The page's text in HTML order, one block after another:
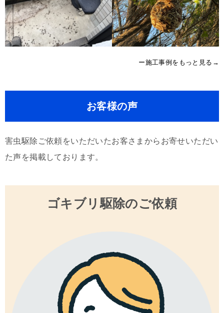
ー施工事例をもっと見る→
お客様の声
害虫駆除ご依頼をいただいたお客さまからお寄せいただい
た声を掲載しております。
ゴキブリ駆除のご依頼